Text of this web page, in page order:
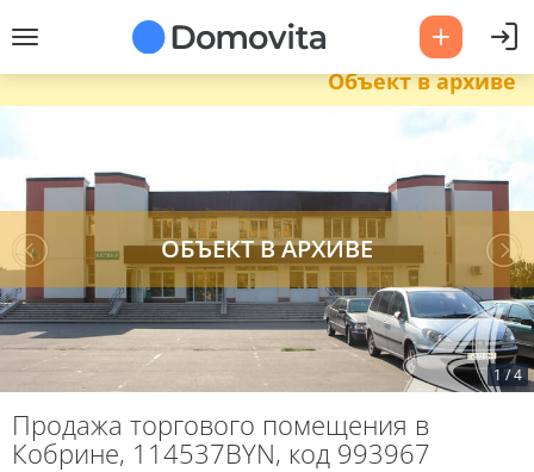
Объект в архиве
1 /4
Продажа торгового помещения в
Кобрине, 114537BYN, код 993967